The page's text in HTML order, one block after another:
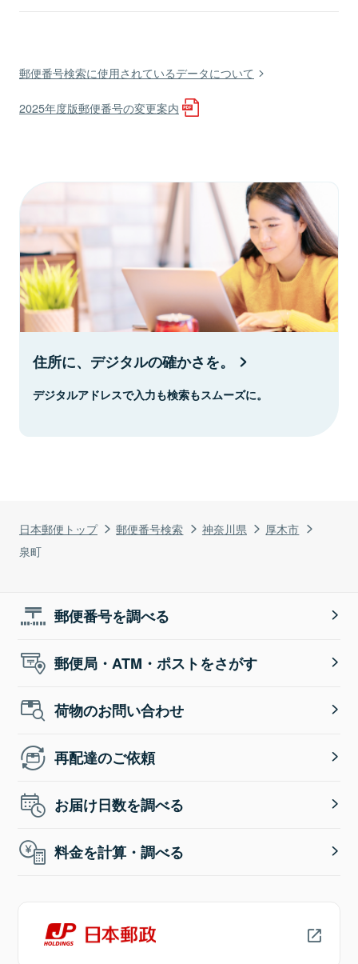
日本郵便トップ 郵便番号検索 神奈川県
厚木市
泉町
郵便番号検索に使用されているデータについて
2025年度版郵便番号の変更案内
住所に、デジタルの確かさを。
デジタルアドレスで入力も検索もスムーズに。
郵便番号を調べる
郵便局・ATM・ポストをさがす
荷物のお問い合わせ
再配達のご依頼
お届け日数を調べる
料金を計算・調べる